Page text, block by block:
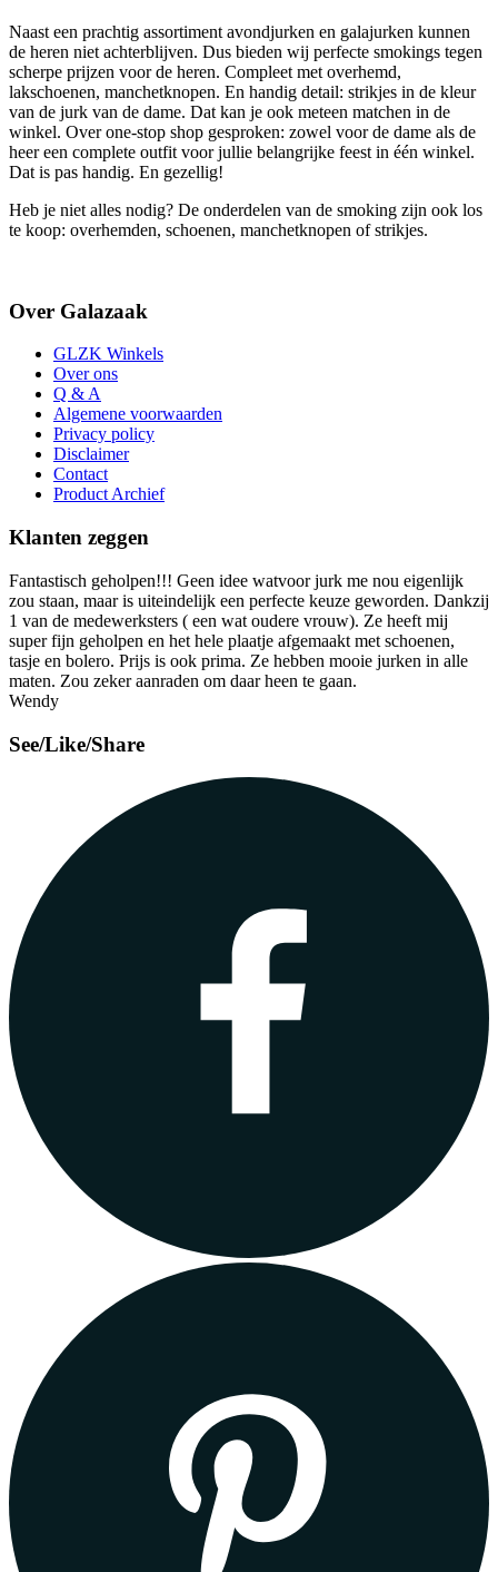
Naast een prachtig assortiment avondjurken en galajurken kunnen
de heren niet achterblijven. Dus bieden wij perfecte smokings tegen
scherpe prijzen voor de heren. Compleet met overhemd,
lakschoenen, manchetknopen. En handig detail: strikjes in de kleur
van de jurk van de dame. Dat kan je ook meteen matchen in de
winkel. Over one-stop shop gesproken: zowel voor de dame als de
heer een complete outfit voor jullie belangrijke feest in één winkel.
Dat is pas handig. En gezellig!
Heb je niet alles nodig? De onderdelen van de smoking zijn ook los
te koop: overhemden, schoenen, manchetknopen of strikjes.
Over Galazaak
GLZK Winkels
Over ons
Q & A
Algemene voorwaarden
Privacy policy
Disclaimer
Contact
Product Archief
Klanten zeggen
Fantastisch geholpen!!! Geen idee watvoor jurk me nou eigenlijk
zou staan, maar is uiteindelijk een perfecte keuze geworden. Dankzij
1 van de medewerksters ( een wat oudere vrouw). Ze heeft mij
super fijn geholpen en het hele plaatje afgemaakt met schoenen,
tasje en bolero. Prijs is ook prima. Ze hebben mooie jurken in alle
maten. Zou zeker aanraden om daar heen te gaan.
Wendy
See/Like/Share